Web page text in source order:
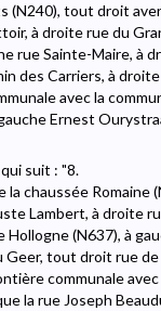
(N240), tout droit
à droite rue du
rue Sainte-Maire,
des Carriers, à
avec la
Ernest
suit : "8.
la chaussée
Lambert, à droite
(N637), à
Geer, tout droit rue
communale
la rue Joseph